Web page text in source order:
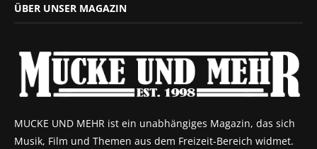
ÜBER UNSER MAGAZIN
MUCKE UND MEHR ist ein unabhängiges Magazin, das sich
Musik, Film und Themen aus dem Freizeit-Bereich widmet.